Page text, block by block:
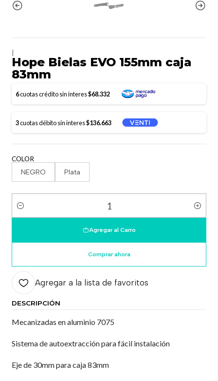
Hope Bielas EVO 155mm caja
83mm
6cuotas crédito sin interes$68.332
3cuotas débito sin interes$136.663
COLOR
NEGRO Plata
Cantidad
Agregar al Carro
Comprar ahora
Agregar a la lista de favoritos
DESCRIPCIÓN
Mecanizadas en aluminio 7075
Sistema de autoextracción para fácil instalación
Eje de 30mm para caja 83mm